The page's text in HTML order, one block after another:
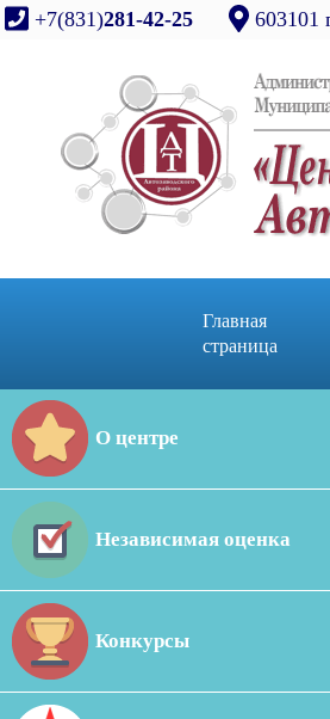
+7(831)281-42-25 603101
Главная
страница
О центре
Независимая оценка
Конкурсы